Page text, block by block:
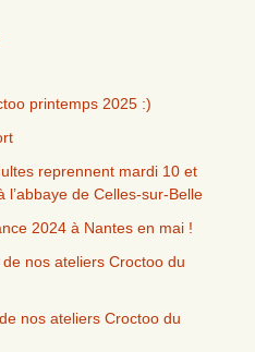
printemps 2025 :)
reprennent mardi 10 et
de Celles-sur-Belle
2024 à Nantes en mai !
nos ateliers Croctoo du
nos ateliers Croctoo du